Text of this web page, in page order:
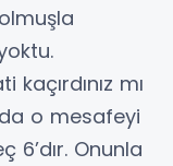
mı
o mesafeyi
6’dır. Onunla